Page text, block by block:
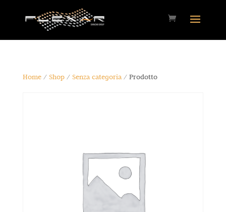
Home/ Shop/ Senza categoria/ Prodotto